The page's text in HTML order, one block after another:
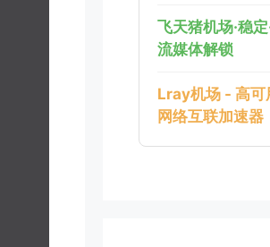
飞天猪机场·稳
流媒体解锁
Lray机场 - 高可
网络互联加速器